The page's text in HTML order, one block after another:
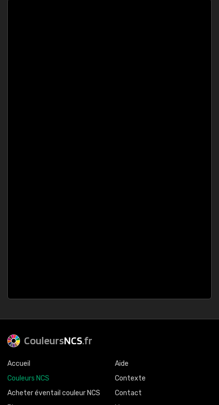
CouleursNCS.fr
Accueil
Couleurs NCS
Acheter éventail couleur NCS
Aide
Contexte
Contact